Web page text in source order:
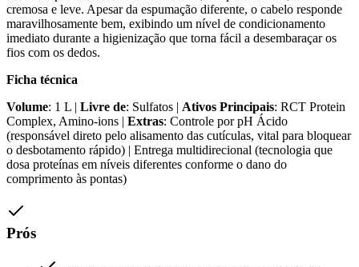
cremosa e leve. Apesar da espumação diferente, o cabelo responde
maravilhosamente bem, exibindo um nível de condicionamento
imediato durante a higienização que torna fácil a desembaraçar os
fios com os dedos.
Ficha técnica
Volume: 1 L | Livre de: Sulfatos | Ativos Principais: RCT Protein
Complex, Amino-ions | Extras: Controle por pH Ácido
(responsável direto pelo alisamento das cutículas, vital para bloquear
o desbotamento rápido) | Entrega multidirecional (tecnologia que
dosa proteínas em níveis diferentes conforme o dano do
comprimento às pontas)
Prós